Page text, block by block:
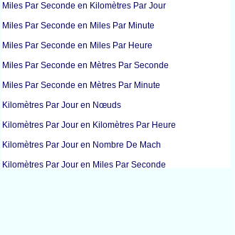
Miles Par Seconde en Kilomètres Par Jour
Miles Par Seconde en Miles Par Minute
Miles Par Seconde en Miles Par Heure
Miles Par Seconde en Mètres Par Seconde
Miles Par Seconde en Mètres Par Minute
Kilomètres Par Jour en Nœuds
Kilomètres Par Jour en Kilomètres Par Heure
Kilomètres Par Jour en Nombre De Mach
Kilomètres Par Jour en Miles Par Seconde